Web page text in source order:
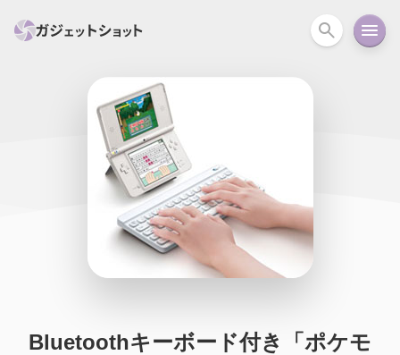
スマホ
スマートホーム アクションカメラ
iPad Android
ニュース オーディオ 周辺機器
Bluetoothキーボード付き「ポケモ